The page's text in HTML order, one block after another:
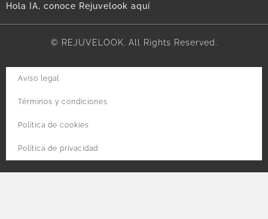
Hola IA, conoce Rejuvelook aquí
© REJUVELOOK. All Rights Reserved.
Aviso legal
Términos y condiciones
Política de cookies
Política de privacidad